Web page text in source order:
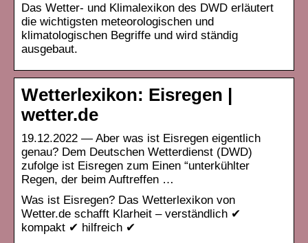
Das Wetter- und Klimalexikon des DWD erläutert
die wichtigsten meteorologischen und
klimatologischen Begriffe und wird ständig
ausgebaut.
Wetterlexikon: Eisregen |
wetter.de
19.12.2022 — Aber was ist Eisregen eigentlich
genau? Dem Deutschen Wetterdienst (DWD)
zufolge ist Eisregen zum Einen “unterkühlter
Regen, der beim Auftreffen …
Was ist Eisregen? Das Wetterlexikon von
Wetter.de schafft Klarheit – verständlich ✔
kompakt ✔ hilfreich ✔